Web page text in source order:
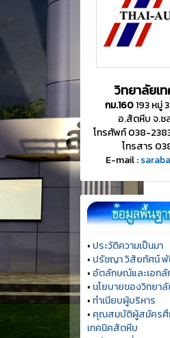
วิทยาลัยเ
กม.160193 หมู่
อ.สัตหีบ จ.
โทรศัพท์ 038-
โทรสาร
E-mail :
• ประวัติความเป็นมา
• ปรัชญา วิสัยทัศน์
• อัตลักษณ์และเอก
• นโยบายของวิทยา
• ทำเนียบผู้บริหาร
• คุณสมบัติผู้สมัครศึ
เทคนิคสัตหีบ